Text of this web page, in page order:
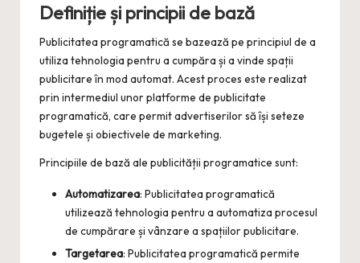
Definiție și principii de bază
Publicitatea programatică se bazează pe principiul de a
utiliza tehnologia pentru a cumpăra și a vinde spații
publicitare în mod automat. Acest proces este realizat
prin intermediul unor platforme de publicitate
programatică, care permit advertiserilor să își seteze
bugetele și obiectivele de marketing.
Principiile de bază ale publicității programatice sunt:
Automatizarea: Publicitatea programatică
utilizează tehnologia pentru a automatiza procesul
de cumpărare și vânzare a spațiilor publicitare.
Targetarea: Publicitatea programatică permite